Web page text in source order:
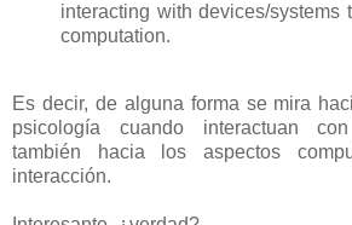
interacting with devices/systems
computation.
Es decir, de alguna forma se mira
psicología cuando interactuan
también hacia los aspectos
interacción.